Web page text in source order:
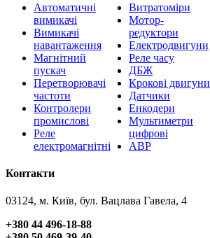
Автоматичні
вимикачі
Вимикачі
навантаження
Магнітний
пускач
Перетворювачі
частоти
Контролери
промислові
Реле
електромагнітні
Витратоміри
Мотор-
редуктори
Електродвигуни
Реле часу
ДБЖ
Крокові двигуни
Датчики
Енкодери
Мультиметри
цифрові
АВР
Контакти
03124, м. Київ, бул. Вацлава Гавела, 4
+380 44 496-18-88